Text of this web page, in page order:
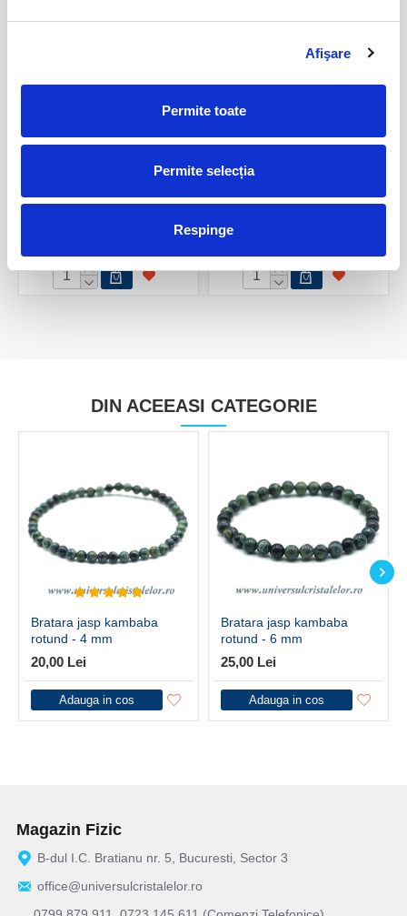
Afişare
Permite toate
Permite selecția
Respinge
DIN ACEEASI CATEGORIE
Bratara jasp kambaba
rotund - 4 mm
20,00 Lei
Adauga in cos
Bratara jasp kambaba
rotund - 6 mm
25,00 Lei
Adauga in cos
Magazin Fizic
B-dul I.C. Bratianu nr. 5, Bucuresti, Sector 3
office@universulcristalelor.ro